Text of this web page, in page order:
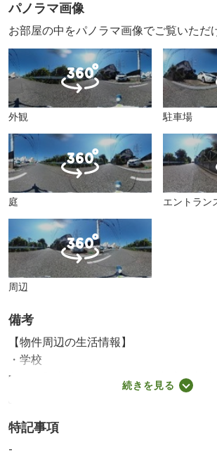
パノラマ画像
お部屋の中をパノラマ画像でご覧いただ
外観 駐車場
庭 エントラン
周辺
備考
【物件周辺の生活情報】
・学校
つくし野小学校（1,077m）、南成瀬中学
ア（871m）
・その他施設
続きを見る
特記事項
-